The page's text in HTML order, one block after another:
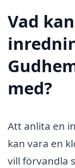
Vad
med?
Att anlita en
kan vara en
vill förvandla